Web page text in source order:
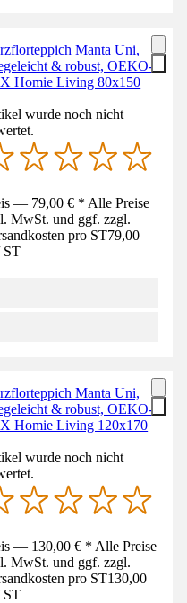
Manta Uni,
& robust, OEKO-
Homie Living 80x150
wurde noch nicht
— 79,00 € * Alle Preise
MwSt. und ggf. zzgl.
pro ST79,00
ST
Manta Uni,
& robust, OEKO-
Homie Living 120x170
wurde noch nicht
— 130,00 € * Alle Preise
MwSt. und ggf. zzgl.
pro ST130,00
ST